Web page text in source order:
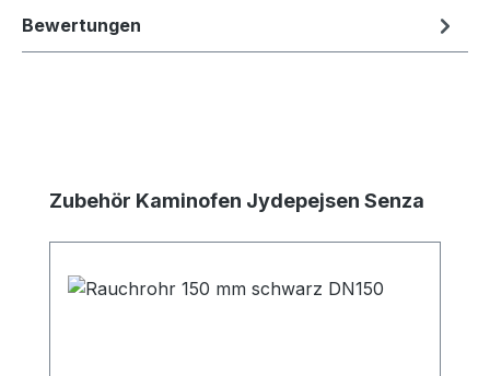
Bewertungen
Produktgalerie überspringen
Zubehör Kaminofen Jydepejsen Senza